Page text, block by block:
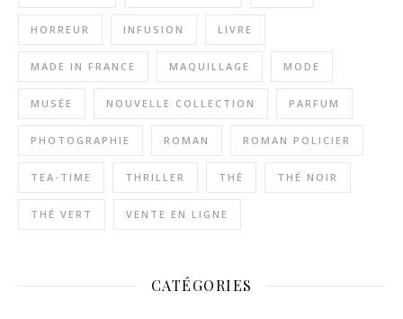
HORREUR INFUSION LIVRE
MADE IN FRANCE MAQUILLAGE MODE
MUSÉE NOUVELLE COLLECTION PARFUM
PHOTOGRAPHIE ROMAN ROMAN POLICIER
TEA-TIME THRILLER THÉ THÉ NOIR
THÉ VERT VENTE EN LIGNE
CATÉGORIES